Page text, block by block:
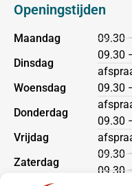
Openingstijden
Maandag
Dinsdag
Woensdag
Donderdag
Vrijdag
Zaterdag
09.30
09.30
09.30
09.30
09.30
09.30